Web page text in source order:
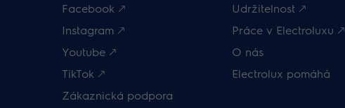
Facebook 🡕
Instagram 🡕
Youtube 🡕
TikTok 🡕
Zákaznická podpora
Udržitelnost 🡕
Práce v Electroluxu 🡕
O nás
Electrolux pomáhá